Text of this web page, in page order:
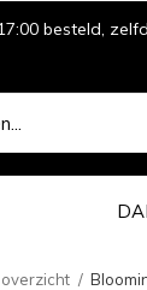
besteld,